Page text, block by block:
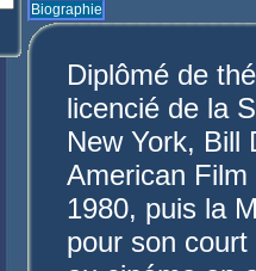
Biographie
Diplômé de
licencié de la
New York, Bill
American
1980, puis la
pour son